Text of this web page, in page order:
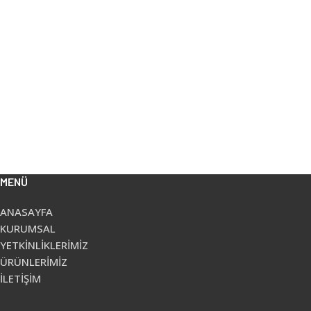
MENÜ
ANASAYFA
KURUMSAL
YETKİNLİKLERİMİZ
ÜRÜNLERİMİZ
İLETİŞİM